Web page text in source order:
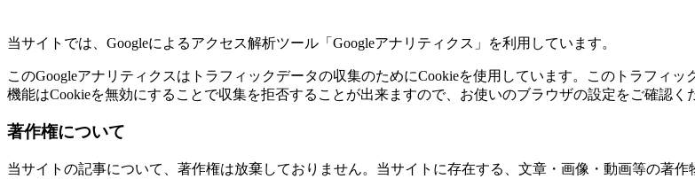
当サイトでは、Googleによるアクセス解析ツール「Googleアナリティクス」を利用しています。
このGoogleアナリティクスはトラフィックデータの収集のためにCookieを使用しています。このトラフィ
機能はCookieを無効にすることで収集を拒否することが出来ますので、お使いのブラウザの設定をご確認
著作権について
当サイトの記事について、著作権は放棄しておりません。当サイトに存在する、文章・画像・動画等の著